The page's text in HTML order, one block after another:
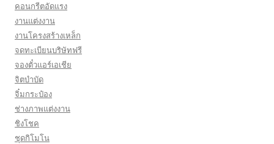
คอนกรีตอัดแรง
งานแต่งงาน
งานโครงสร้างเหล็ก
จดทะเบียนบริษัทฟรี
จองตั๋วแอร์เอเชีย
จิตบำบัด
จิ๋มกระป๋อง
ช่างภาพแต่งงาน
ชิงโชค
ชุดกิโมโน